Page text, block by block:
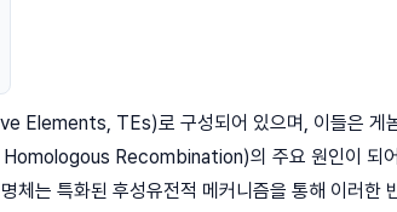
Elements, TEs)로 구성되어 있으며, 이들은 게
Recombination)의 주요 원인이 되
체는 특화된 후성유전적 메커니즘을 통해 이러